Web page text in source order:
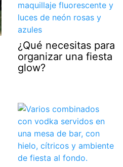
¿Qué necesitas para
organizar una fiesta
glow?